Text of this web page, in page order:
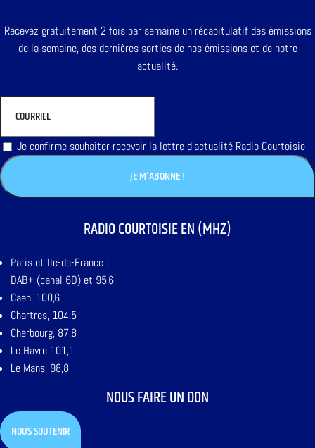
Recevez gratuitement 2 fois par semaine un récapitulatif des émissions
de la semaine, des dernières sorties de nos émissions et de notre
actualité.
Je confirme souhaiter recevoir la lettre d'actualité Radio Courtoisie
RADIO COURTOISIE EN (MHZ)
Paris et Ile-de-France :
DAB+ (canal 6D) et 95,6
Caen, 100,6
Chartres, 104,5
Cherbourg, 87,8
Le Havre 101,1
Le Mans, 98,8
NOUS FAIRE UN DON
NOUS SOUTENIR